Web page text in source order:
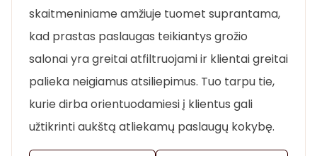
skaitmeniniame amžiuje tuomet suprantama,
kad prastas paslaugas teikiantys grožio
salonai yra greitai atfiltruojami ir klientai greitai
palieka neigiamus atsiliepimus. Tuo tarpu tie,
kurie dirba orientuodamiesi į klientus gali
užtikrinti aukštą atliekamų paslaugų kokybę.